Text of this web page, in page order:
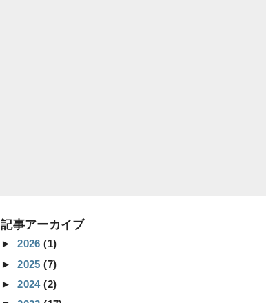
記事アーカイブ
►2026(1)
►2025(7)
►2024(2)